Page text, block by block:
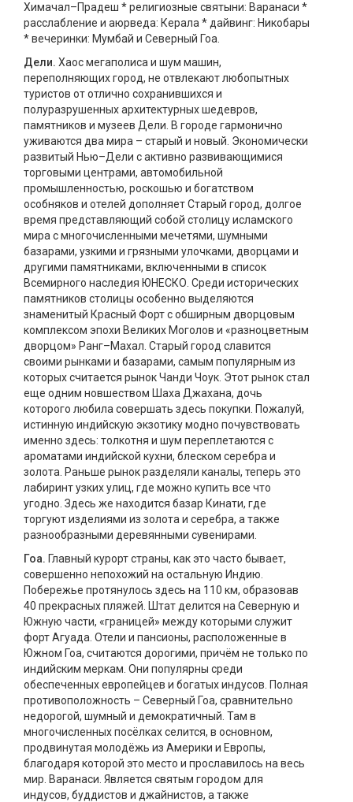
Химачал–Прадеш * религиозные святыни: Варанаси *
расслабление и аюрведа: Керала * дайвинг: Никобары
* вечеринки: Мумбай и Северный Гоа.
Дели. Хаос мегаполиса и шум машин,
переполняющих город, не отвлекают любопытных
туристов от отлично сохранившихся и
полуразрушенных архитектурных шедевров,
памятников и музеев Дели. В городе гармонично
уживаются два мира – старый и новый. Экономически
развитый Нью–Дели с активно развивающимися
торговыми центрами, автомобильной
промышленностью, роскошью и богатством
особняков и отелей дополняет Старый город, долгое
время представляющий собой столицу исламского
мира с многочисленными мечетями, шумными
базарами, узкими и грязными улочками, дворцами и
другими памятниками, включенными в список
Всемирного наследия ЮНЕСКО. Среди исторических
памятников столицы особенно выделяются
знаменитый Красный Форт с обширным дворцовым
комплексом эпохи Великих Моголов и «разноцветным
дворцом» Ранг–Махал. Старый город славится
своими рынками и базарами, самым популярным из
которых считается рынок Чанди Чоук. Этот рынок стал
еще одним новшеством Шаха Джахана, дочь
которого любила совершать здесь покупки. Пожалуй,
истинную индийскую экзотику модно почувствовать
именно здесь: толкотня и шум переплетаются с
ароматами индийской кухни, блеском серебра и
золота. Раньше рынок разделяли каналы, теперь это
лабиринт узких улиц, где можно купить все что
угодно. Здесь же находится базар Кинати, где
торгуют изделиями из золота и серебра, а также
разнообразными деревянными сувенирами.
Гоа. Главный курорт страны, как это часто бывает,
совершенно непохожий на остальную Индию.
Побережье протянулось здесь на 110 км, образовав
40 прекрасных пляжей. Штат делится на Северную и
Южную части, «границей» между которыми служит
форт Агуада. Отели и пансионы, расположенные в
Южном Гоа, считаются дорогими, причём не только по
индийским меркам. Они популярны среди
обеспеченных европейцев и богатых индусов. Полная
противоположность – Северный Гоа, сравнительно
недорогой, шумный и демократичный. Там в
многочисленных посёлках селится, в основном,
продвинутая молодёжь из Америки и Европы,
благодаря которой это место и прославилось на весь
мир. Варанаси. Является святым городом для
индусов, буддистов и джайнистов, а также